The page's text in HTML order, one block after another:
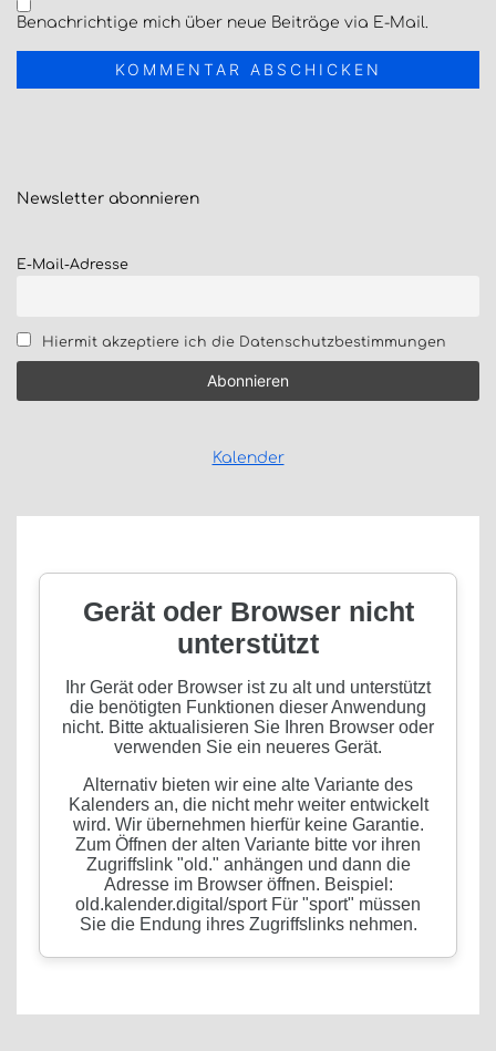
Benachrichtige mich über neue Beiträge via E-Mail.
Newsletter abonnieren
E-Mail-Adresse
Hiermit akzeptiere ich die Datenschutzbestimmungen
Kalender